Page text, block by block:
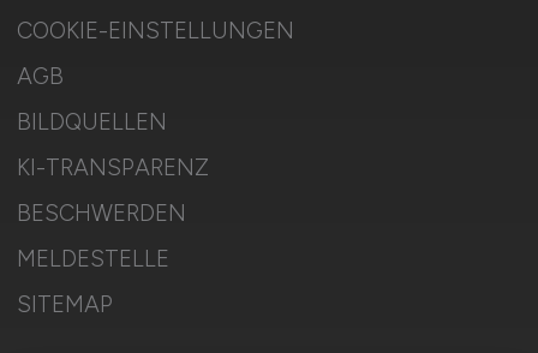
COOKIE-EINSTELLUNGEN
AGB
BILDQUELLEN
KI-TRANSPARENZ
BESCHWERDEN
MELDESTELLE
SITEMAP